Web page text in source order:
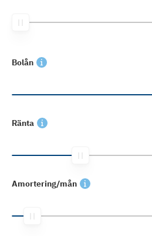
Bolån
Ränta
Amortering/mån